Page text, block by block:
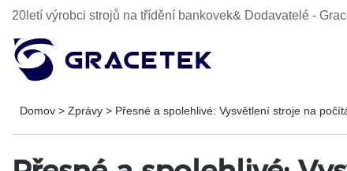
20letí výrobci strojů na třídění bankovek& Dodavatelé -
Domov > Zprávy > Přesné a spolehlivé: Vysvětlení stroje na